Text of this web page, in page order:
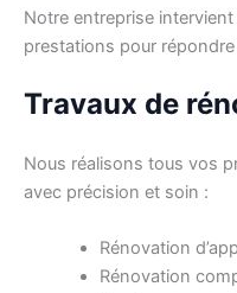
Notre entreprise
prestations pour
Travaux de
Nous réalisons tous vos
avec précision et soin :
Rénovation
Rénovation